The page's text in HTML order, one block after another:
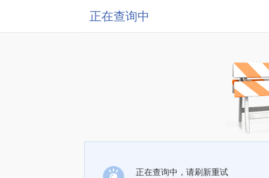
正在查询中
正在查询中，请刷新重试